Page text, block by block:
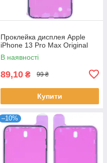
Проклейка дисплея Apple
iPhone 13 Pro Max Original
В наявності
89,10 ₴ 99 ₴
Купити
–10%